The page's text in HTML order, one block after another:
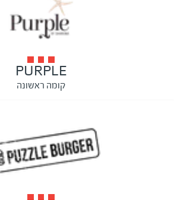
PURPLE
קומה ראשונה